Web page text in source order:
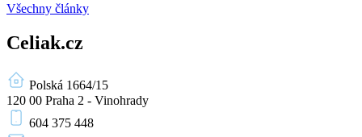
Všechny články
Celiak.cz
Polská 1664/15
120 00 Praha 2 - Vinohrady
604 375 448